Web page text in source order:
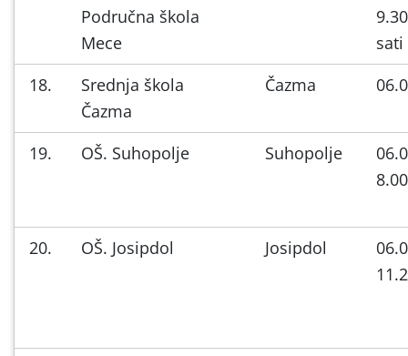
Područna škola
Mece
sati
18.
Srednja škola
Čazma
Čazma
19. OŠ. Suhopolje Suhopolje
20. OŠ. Josipdol Josipdol